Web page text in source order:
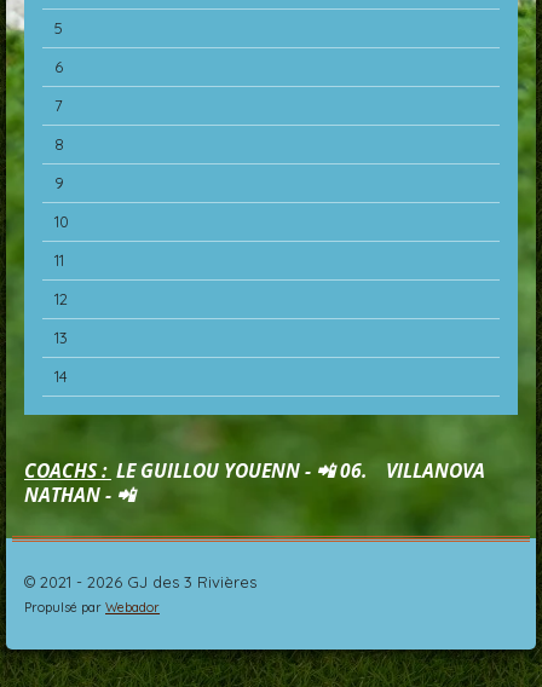
5
6
7
8
9
10
11
12
13
14
COACHS : LE GUILLOU YOUENN - 📲 06. VILLANOVA
NATHAN - 📲
© 2021 - 2026 GJ des 3 Rivières
Propulsé par Webador